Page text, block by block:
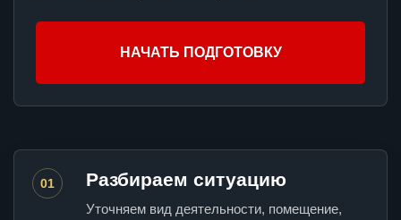
НАЧАТЬ ПОДГОТОВКУ
01 Разбираем ситуацию
Уточняем вид деятельности, помещение,